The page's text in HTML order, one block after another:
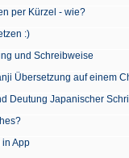
per Kürzel - wie?
:)
und Schreibweise
Übersetzung auf einem
Deutung Japanischer
in App